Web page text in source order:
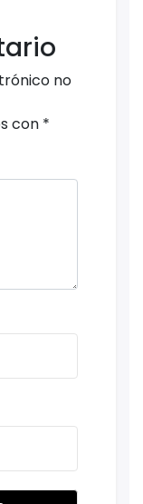
no
con *